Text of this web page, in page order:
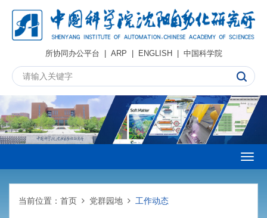
所协同办公平台 | ARP | ENGLISH| 中国科学院
当前位置： 首页 党群园地 工作动态